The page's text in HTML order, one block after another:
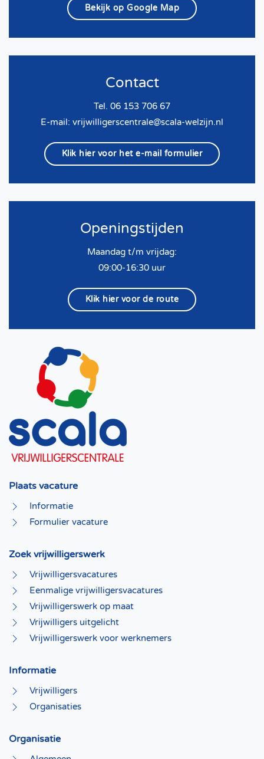
Bekijk op Google Map
Contact
Tel. 06 153 706 67
E-mail: vrijwilligerscentrale@scala-welzijn.nl
Klik hier voor het e-mail formulier
Openingstijden
Maandag t/m vrijdag:
09:00-16:30 uur
Klik hier voor de route
Plaats vacature
Informatie
Formulier vacature
Zoek vrijwilligerswerk
Vrijwilligersvacatures
Eenmalige vrijwilligersvacatures
Vrijwilligerswerk op maat
Vrijwilligers uitgelicht
Vrijwilligerswerk voor werknemers
Informatie
Vrijwilligers
Organisaties
Organisatie